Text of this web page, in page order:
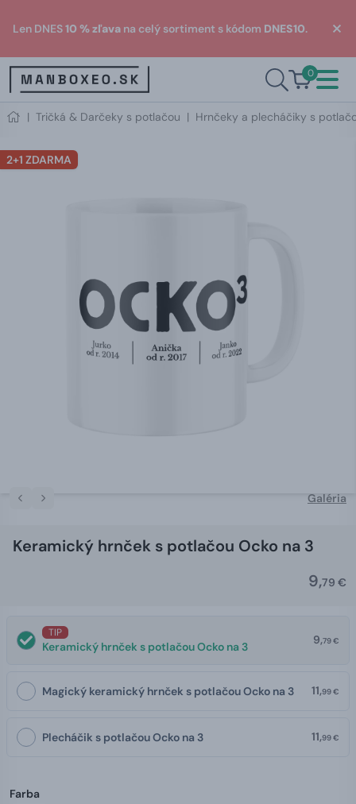
Len DNES10 % zľava na celý sortiment s kódom DNES10.
0
| Tričká & Darčeky s potlačou | Hrnčeky a plecháčiky s
2+1 ZDARMA
Galéria
Keramický hrnček s potlačou Ocko na 3
9,79 €
TIP
Keramický hrnček s potlačou Ocko na 3 9,79 €
Magický keramický hrnček s potlačou Ocko na 3 11,99 €
Plecháčik s potlačou Ocko na 3 11,99 €
Farba